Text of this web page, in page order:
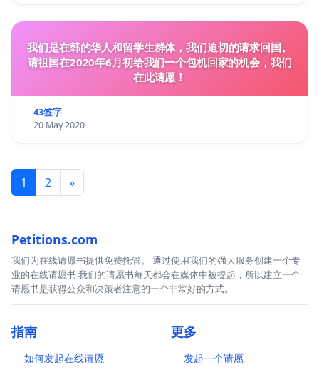
我们是在韩的华人和留学生群体，我们迫切的请求回国。
请祖国在2020年6月初给我们一个包机回家的机会，我们
在此请愿！
43签字
20 May 2020
1 2 »
Petitions.com
我们为在线请愿书提供免费托管。 通过使用我们的强大服务创建一个专
业的在线请愿书 我们的请愿书每天都会在媒体中被提起，所以建立一个
请愿书是获得公众和决策者注意的一个非常好的方式。
指南
如何发起在线请愿
更多
发起一个请愿